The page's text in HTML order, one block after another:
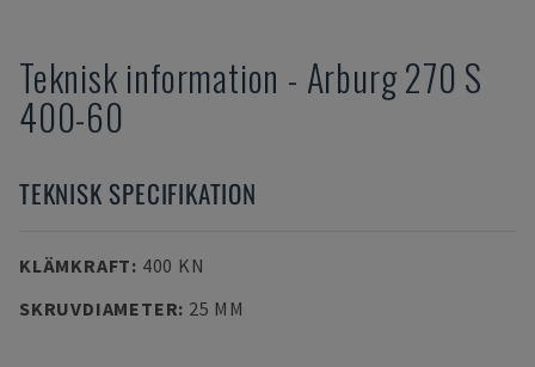
Teknisk information - Arburg270 S
400-60
TEKNISK SPECIFIKATION
KLÄMKRAFT: 400 KN
SKRUVDIAMETER: 25 MM